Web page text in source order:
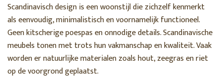
Scandinavisch design is een woonstijl die zichzelf kenmerkt
als eenvoudig, minimalistisch en voornamelijk functioneel.
Geen kitscherige poespas en onnodige details. Scandinavische
meubels tonen met trots hun vakmanschap en kwaliteit. Vaak
worden er natuurlijke materialen zoals hout, zeegras en riet
op de voorgrond geplaatst.